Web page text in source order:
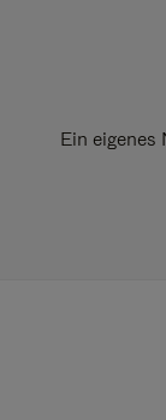
Ein eigenes